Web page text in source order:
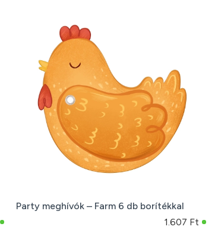
Party meghívók – Farm 6 db borítékkal
1.607 Ft